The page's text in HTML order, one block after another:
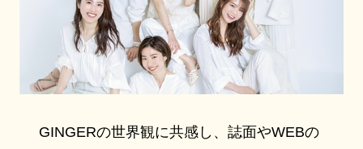
GINGERの世界観に共感し、誌面やWEBの